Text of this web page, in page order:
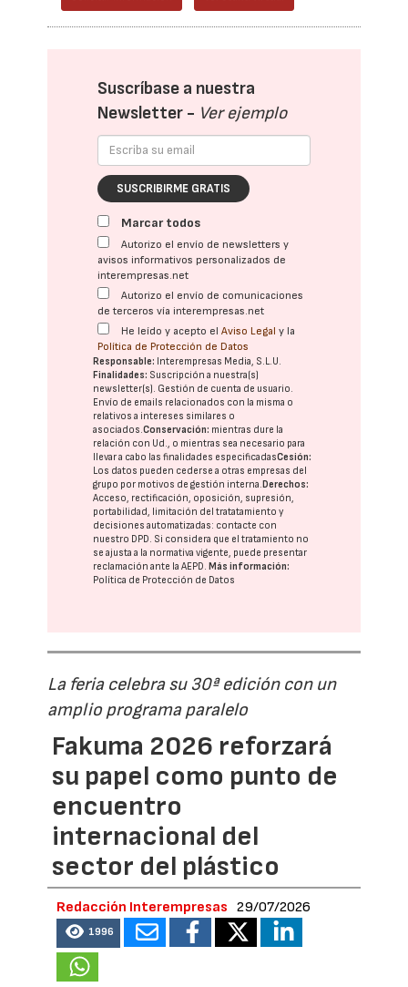
Suscríbase a nuestra
Newsletter - Ver ejemplo
SUSCRIBIRME GRATIS
Marcar todos
Autorizo el envío de newsletters y
avisos informativos personalizados de
interempresas.net
Autorizo el envío de comunicaciones
de terceros vía interempresas.net
He leído y acepto elAviso Legal y la
Política de Protección de Datos
Responsable: Interempresas Media, S.L.U.
Finalidades: Suscripción a nuestra(s)
newsletter(s). Gestión de cuenta de usuario.
Envío de emails relacionados con la misma o
relativos a intereses similares o
asociados.Conservación: mientras dure la
relación con Ud., o mientras sea necesario para
llevar a cabo las finalidades especificadasCesión:
Los datos pueden cederse a otras empresas del
grupo por motivos de gestión interna.Derechos:
Acceso, rectificación, oposición, supresión,
portabilidad, limitación del tratatamiento y
decisiones automatizadas: contacte con
nuestro DPD. Si considera que el tratamiento no
se ajusta a la normativa vigente, puede presentar
reclamación ante laAEPD.Más información:
Política de Protección de Datos
La feria celebra su 30ª edición con un
amplio programa paralelo
Fakuma 2026 reforzará
su papel como punto de
encuentro
internacional del
sector del plástico
Redacción Interempresas 29/07/2026
1996